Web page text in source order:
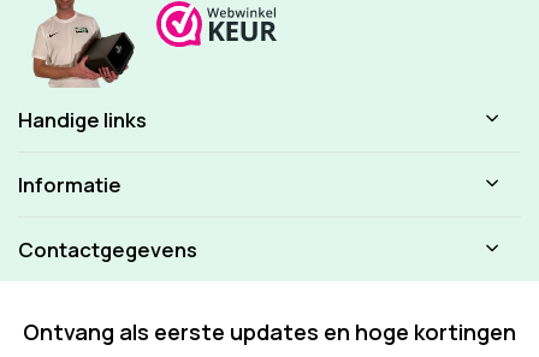
Handige links
Informatie
Contactgegevens
Ontvang als eerste updates en hoge kortingen